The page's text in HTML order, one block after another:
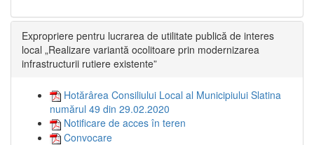
Expropriere pentru lucrarea de utilitate publică de interes
local „Realizare variantă ocolitoare prin modernizarea
infrastructurii rutiere existente”
Hotărârea Consiliului Local al Municipiului Slatina
numărul 49 din 29.02.2020
Notificare de acces în teren
Convocare